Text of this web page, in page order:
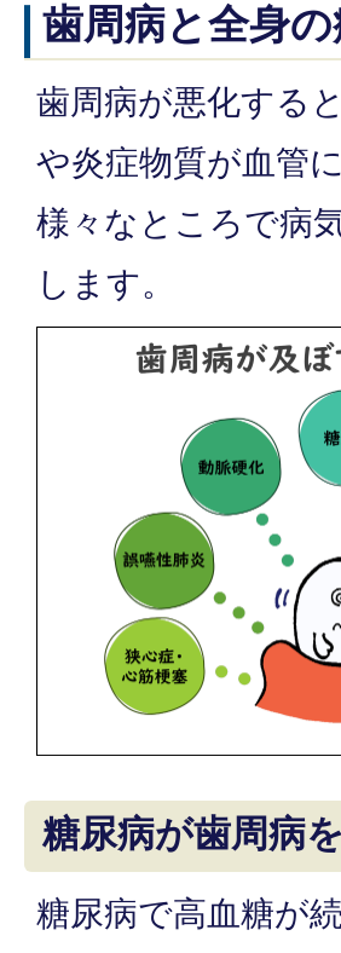
歯周病と全身
歯周病が悪化する
や炎症物質が血管
様々なところで病
します。
糖尿病が歯周病
糖尿病で高血糖が